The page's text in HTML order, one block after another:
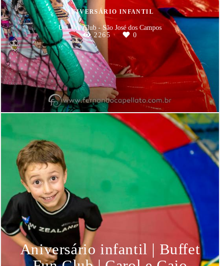
ANIVERSÁRIO INFANTIL
Uni Uni Club - São José dos Campos
2265
0
Aniversário infantil | Buffet